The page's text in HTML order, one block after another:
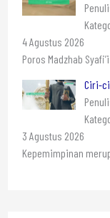
4 Agustus 2026
Poros Madzhab
Ciri-
3 Agustus 2026
Kepemimpinan